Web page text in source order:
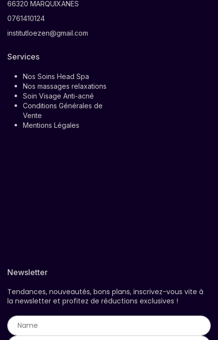
66320 MARQUIXANES
0761410124
institutloezen@gmail.com
Services
Nos Soins Head Spa
Nos massages relaxations
Soin Visage Anti-acné
Conditions Générales de
Vente
Mentions Légales
Newsletter
Tendances, nouveautés, bons plans, inscrivez-vous vite à
la newsletter et profitez de réductions exclusives !